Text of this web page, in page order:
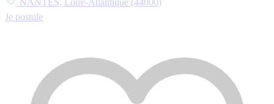
NANTES, Loire-Atlantique (44000)
Je postule